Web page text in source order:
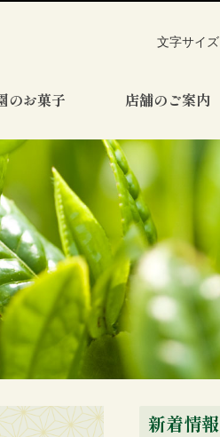
のお菓子 店舗のご案内
文字サイズ
新着情報